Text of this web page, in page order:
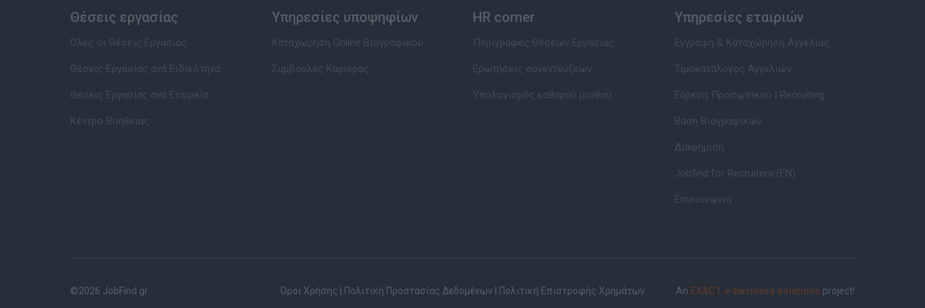
Θέσεις εργασίας
Όλες οι Θέσεις Εργασίας
Θέσεις Εργασίας ανά Ειδικότητα
Θέσεις Εργασίας ανά Εταιρεία
Κέντρο Βοήθειας
Υπηρεσίες υποψηφίων
Καταχώρηση Online Βιογραφικού
Συμβουλές Καριέρας
HR corner
Περιγραφές Θέσεων Εργασίας
Ερωτήσεις συνεντεύξεων
Υπολογισμός καθαρού μισθού
Υπηρεσίες εταιριών
Εγγραφή & Καταχώρηση Αγγελίας
Τιμοκατάλογος Αγγελιών
Εύρεση Προσωπικού | Recruiting
Βάση Βιογραφικών
Διαφήμιση
Jobfind for Recruiters (EN)
Επικοινωνία
©2026 JobFind.gr Όροι Χρήσης Πολιτική Προστασίας Δεδομένων Πολιτική Επιστροφής Χρημάτων An EXACT e-business solutions project!